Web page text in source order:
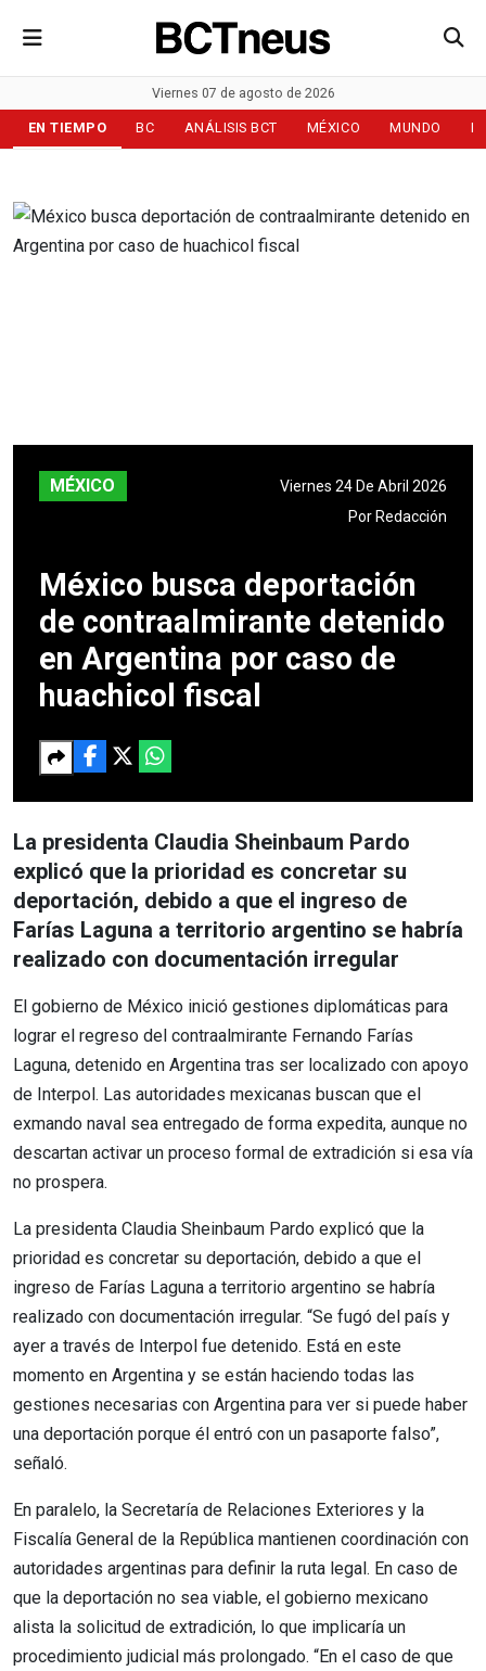
Viernes 07 de agosto de 2026
EN TIEMPO BC ANÁLISIS BCT MÉXICO MUNDO
MÉXICO
Viernes 24 De Abril 2026
Por Redacción
México busca deportación
de contraalmirante detenido
en Argentina por caso de
huachicol fiscal
La presidenta Claudia Sheinbaum Pardo
explicó que la prioridad es concretar su
deportación, debido a que el ingreso de
Farías Laguna a territorio argentino se habría
realizado con documentación irregular
El gobierno de México inició gestiones diplomáticas para
lograr el regreso del contraalmirante Fernando Farías
Laguna, detenido en Argentina tras ser localizado con apoyo
de Interpol. Las autoridades mexicanas buscan que el
exmando naval sea entregado de forma expedita, aunque no
descartan activar un proceso formal de extradición si esa vía
no prospera.
La presidenta Claudia Sheinbaum Pardo explicó que la
prioridad es concretar su deportación, debido a que el
ingreso de Farías Laguna a territorio argentino se habría
realizado con documentación irregular. “Se fugó del país y
ayer a través de Interpol fue detenido. Está en este
momento en Argentina y se están haciendo todas las
gestiones necesarias con Argentina para ver si puede haber
una deportación porque él entró con un pasaporte falso”,
señaló.
En paralelo, la Secretaría de Relaciones Exteriores y la
Fiscalía General de la República mantienen coordinación con
autoridades argentinas para definir la ruta legal. En caso de
que la deportación no sea viable, el gobierno mexicano
alista la solicitud de extradición, lo que implicaría un
procedimiento judicial más prolongado. “En el caso de que